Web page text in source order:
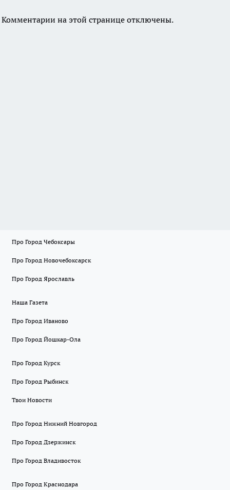
Комментарии на этой странице отключены.
Про Город Чебоксары
Про Город Новочебоксарск
Про Город Ярославль
Наша Газета
Про Город Иваново
Про Город Йошкар-Ола
Про Город Курск
Про Город Рыбинск
Твои Новости
Про Город Нижний Новгород
Про Город Дзержинск
Про Город Владивосток
Про Город Краснодара